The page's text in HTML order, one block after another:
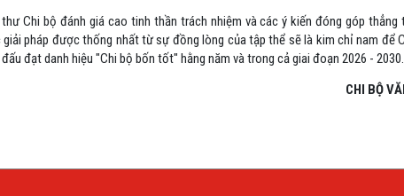
Chi bộ đánh giá cao tinh thần trách nhiệm và các ý kiến đóng góp thẳng
pháp được thống nhất từ sự đồng lòng của tập thể sẽ là kim chỉ nam để
đạt danh hiệu "Chi bộ bốn tốt" hằng năm và trong cả giai đoạn 2026 - 2030.
CHI BỘ